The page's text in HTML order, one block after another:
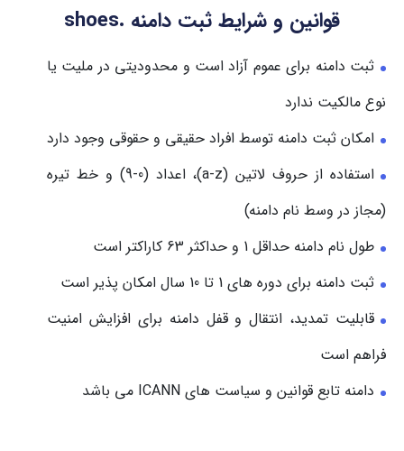
قوانین و شرایط ثبت دامنه .shoes
ثبت دامنه برای عموم آزاد است و محدودیتی در ملیت یا
نوع مالکیت ندارد
امکان ثبت دامنه توسط افراد حقیقی و حقوقی وجود دارد
استفاده از حروف لاتین (a-z)، اعداد (0-9) و خط تیره
(مجاز در وسط نام دامنه)
طول نام دامنه حداقل 1 و حداکثر 63 کاراکتر است
ثبت دامنه برای دوره های 1 تا 10 سال امکان پذیر است
قابلیت تمدید، انتقال و قفل دامنه برای افزایش امنیت
فراهم است
دامنه تابع قوانین و سیاست های ICANN می باشد